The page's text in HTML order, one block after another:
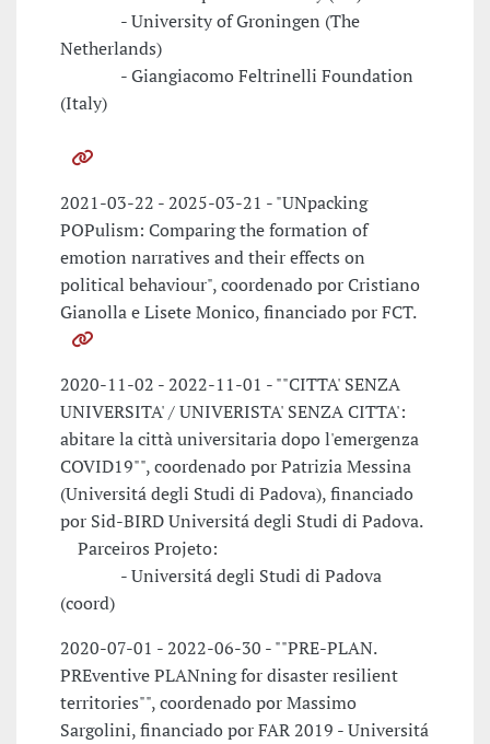
- University of Groningen (The
Netherlands)
- Giangiacomo Feltrinelli Foundation
(Italy)
2021-03-22 - 2025-03-21 - "UNpacking
POPulism: Comparing the formation of
emotion narratives and their effects on
political behaviour", coordenado por Cristiano
Gianolla e Lisete Monico, financiado por FCT.
2020-11-02 - 2022-11-01 - ""CITTA' SENZA
UNIVERSITA' / UNIVERISTA' SENZA CITTA':
abitare la città universitaria dopo l'emergenza
COVID19"", coordenado por Patrizia Messina
(Universitá degli Studi di Padova), financiado
por Sid-BIRD Universitá degli Studi di Padova.
Parceiros Projeto:
- Universitá degli Studi di Padova
(coord)
2020-07-01 - 2022-06-30 - ""PRE-PLAN.
PREventive PLANning for disaster resilient
territories"", coordenado por Massimo
Sargolini, financiado por FAR 2019 - Universitá